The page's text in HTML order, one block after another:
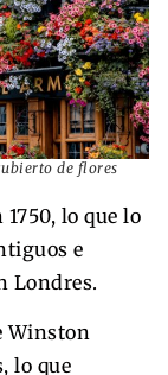
de flores
lo que lo
e
Londres.
Winston
lo que